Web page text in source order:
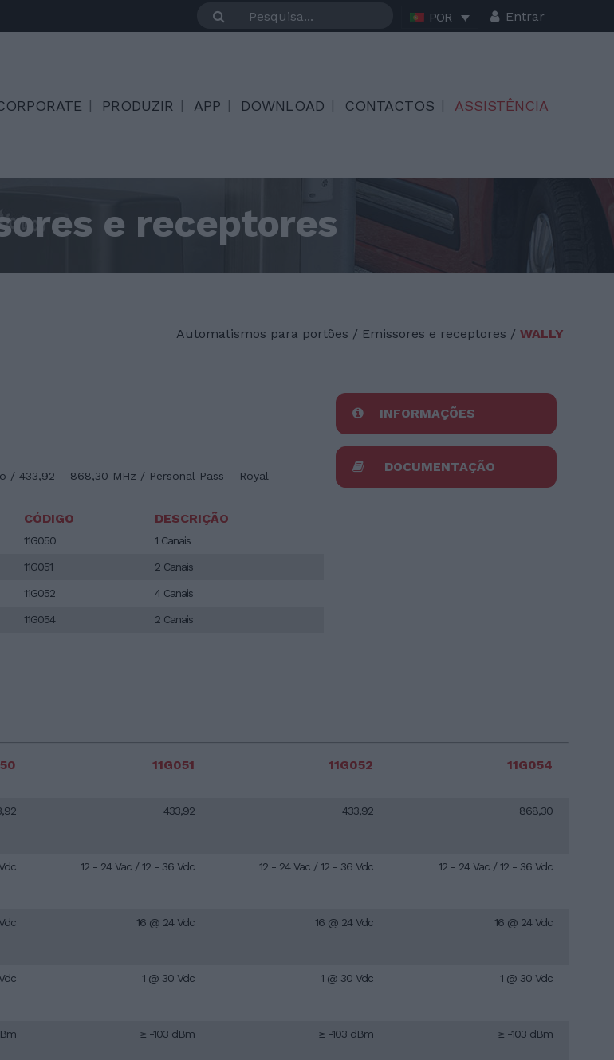
POR Entrar
PRODUZIR APP DOWNLOAD CONTACTOS ASSISTÊNCIA
e receptores
Automatismos para portões / Emissores e receptores / WALLY
/ 433,92 – 868,30 MHz / Personal Pass – Royal
CÓDIGO DESCRIÇÃO
11G050 1 Canais
11G051 2 Canais
11G052 4 Canais
11G054 2 Canais
INFORMAÇÕES
DOCUMENTAÇÃO
11G051
433,92
12 - 24 Vac / 12 - 36 Vdc
16 @ 24 Vdc
1 @ 30 Vdc
≥ -103 dBm
11G052
433,92
12 - 24 Vac / 12 - 36 Vdc
16 @ 24 Vdc
1 @ 30 Vdc
≥ -103 dBm
11G054
868,30
12 - 24 Vac / 12 - 36 Vdc
16 @ 24 Vdc
1 @ 30 Vdc
≥ -103 dBm